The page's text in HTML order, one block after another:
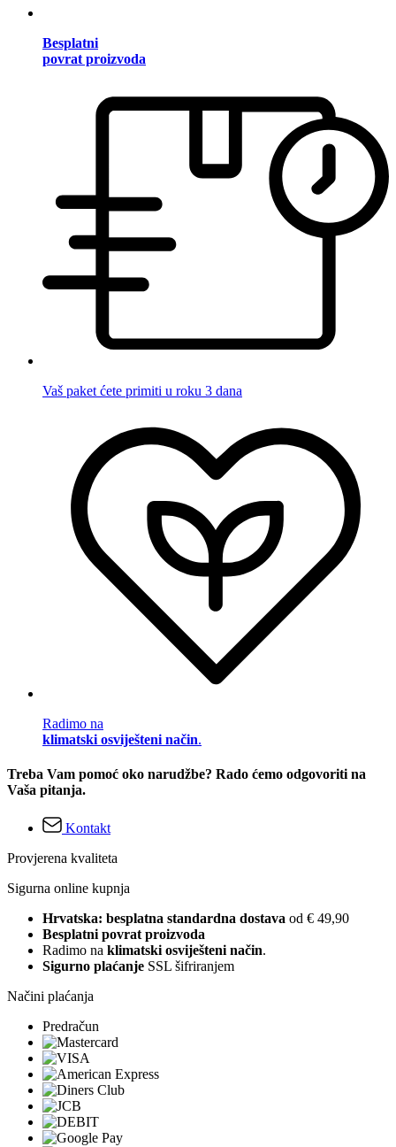
Besplatni
povrat proizvoda
Vaš paket ćete primiti u roku 3 dana
Radimo na
klimatski osviješteni način.
Treba Vam pomoć oko narudžbe? Rado ćemo odgovoriti na
Vaša pitanja.
Kontakt
Provjerena kvaliteta
Sigurna online kupnja
Hrvatska: besplatna standardna dostava od € 49,90
Besplatni povrat proizvoda
Radimo na klimatski osviješteni način.
Sigurno plaćanje SSL šifriranjem
Načini plaćanja
Predračun